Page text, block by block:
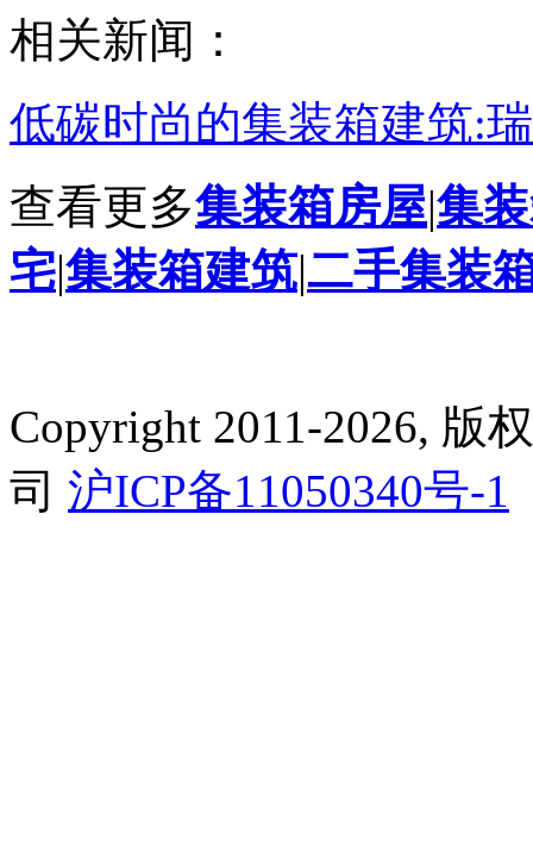
相关新闻：
低碳时尚的集装箱建筑:
查看更多集装箱房屋|集
宅|集装箱建筑|二手集装
Copyright 2011-2026, 版
司 沪ICP备11050340号-1